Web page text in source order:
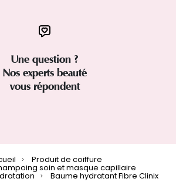
Une question ?
Nos experts beauté
vous répondent
Produit de coiffure
soin et masque capillaire
Baume hydratant Fibre Clinix